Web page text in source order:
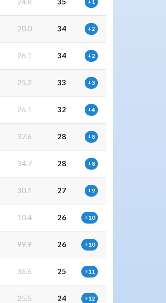
+1
20.0 34 +2
26.1 34 +2
25.2 33 +3
26.1 32 +4
37.6 28 +8
34.7 28 +8
30.1 27 +9
10.4 26 +10
99.9 26 +10
36.6 25 +11
25.5 24 +12